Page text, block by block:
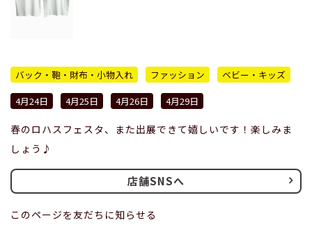
バック・鞄・財布・小物入れ ファッション
ベビー・キッズ
4月24日
4月25日 4月26日 4月29日
春のロハスフェスタ、また出展できて嬉しいです！楽しみま
しょう♪
店舗SNSへ
このページを友だちに知らせる